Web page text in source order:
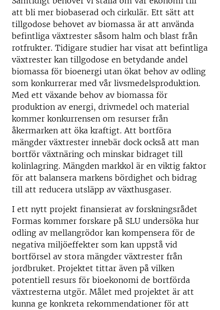
att bli mer biobaserad och cirkulär. Ett sätt att
tillgodose behovet av biomassa är att använda
befintliga växtrester såsom halm och blast från
rotfrukter. Tidigare studier har visat att befintliga
växtrester kan tillgodose en betydande andel
biomassa för bioenergi utan ökat behov av odling
som konkurrerar med vår livsmedelsproduktion.
Med ett växande behov av biomassa för
produktion av energi, drivmedel och material
kommer konkurrensen om resurser från
åkermarken att öka kraftigt. Att bortföra
mängder växtrester innebär dock också att man
bortför växtnäring och minskar bidraget till
kolinlagring. Mängden markkol är en viktig faktor
för att balansera markens bördighet och bidrag
till att reducera utsläpp av växthusgaser.
I ett nytt projekt finansierat av forskningsrådet
Formas kommer forskare på SLU undersöka hur
odling av mellangrödor kan kompensera för de
negativa miljöeffekter som kan uppstå vid
bortförsel av stora mängder växtrester från
jordbruket. Projektet tittar även på vilken
potentiell resurs för bioekonomi de bortförda
växtresterna utgör. Målet med projektet är att
kunna ge konkreta rekommendationer för att